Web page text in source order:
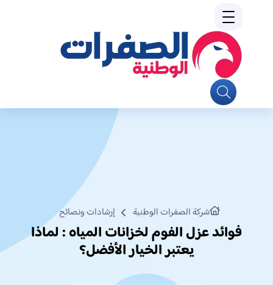
شركة الصفرات الوطنية إرشادات ونصائح
فوائد عزل الفوم لخزانات المياه : لماذا
يعتبر الخيار الأفضل؟